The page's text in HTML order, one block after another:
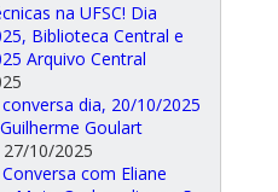
na UFSC! Dia
Biblioteca Central e
Arquivo Central
dia, 20/10/2025
Goulart
27/10/2025
com Eliane